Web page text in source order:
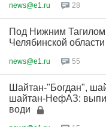
news@e1.ru 28
Под Нижним Тагилом
Челябинской области
news@e1.ru 55
Шайтан-"Богдан",
шайтан-НефАЗ:
води